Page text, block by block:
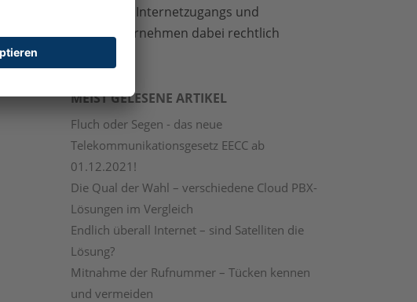
zugänglichen Internetzugangs und
wie sich Unternehmen dabei rechtlich
MEIST GELESENE ARTIKEL
Fluch oder Segen - das neue
Telekommunikationsgesetz EECC ab
01.12.2021!
Die Qual der Wahl – verschiedene Cloud PBX-
Lösungen im Vergleich
Endlich überall Internet – sind Satelliten die
Lösung?
Mitnahme der Rufnummer – Tücken kennen
und vermeiden